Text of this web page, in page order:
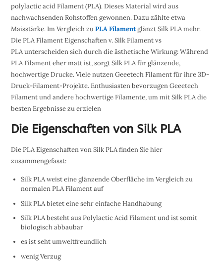
polylactic acid Filament (PLA). Dieses Material wird aus
nachwachsenden Rohstoffen gewonnen. Dazu zählte etwa
Maisstärke. Im Vergleich zuPLA Filamentglänzt Silk PLA mehr.
Die PLA Filament Eigenschaften v. Silk Filament vs
PLA unterscheiden sich durch die ästhetische Wirkung: Während
PLA Filament eher matt ist, sorgt Silk PLA für glänzende,
hochwertige Drucke. Viele nutzen Geeetech Filament für ihre 3D-
Druck-Filament-Projekte. Enthusiasten bevorzugen Geeetech
Filament und andere hochwertige Filamente, um mit Silk PLA die
besten Ergebnisse zu erzielen
Die Eigenschaften von Silk PLA
Die PLA Eigenschaften von Silk PLA finden Sie hier
zusammengefasst:
Silk PLA weist eine glänzende Oberfläche im Vergleich zu
normalen PLA Filament auf
Silk PLA bietet eine sehr einfache Handhabung
Silk PLA besteht aus Polylactic Acid Filament und ist somit
biologisch abbaubar
es ist seht umweltfreundlich
wenig Verzug